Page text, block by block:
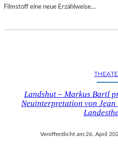
Filmstoff eine neue Erzählweise…
Landshut – Markus Bartl
Neuinterpretation von Jean
Veröffentlicht am:26. April